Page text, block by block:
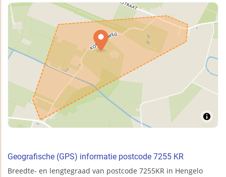
Geografische (GPS) informatie postcode 7255 KR
Breedte- en lengtegraad van postcode 7255KR in Hengelo